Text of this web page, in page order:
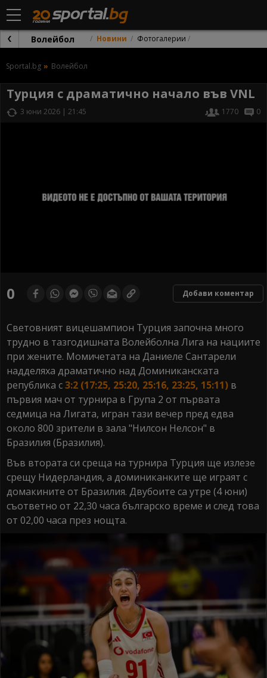
Волейбол Новини Фотогалерии
Sportal.bg Волейбол
Турция с драматично начало във VNL
3 юни 2026 | 21:45 1770 0
of0 Добави коментар
Световният вицешампион Турция започна много
трудно в тазгодишната Волейболна Лига на нациите
при жените. Момичетата на Даниеле Сантарели
надделяха драматично над Доминиканската
република с3:2 (17:25, 25:20, 25:16, 23:25, 15:11) в
първия мач от турнира в Група 2 от първата
седмица на Лигата, игран тази вечер пред едва
около 800 зрители в зала "Нилсон Нелсон" в
Бразилия (Бразилия).
Във втората си среща на турнира Турция ще излезе
срещу Нидерландия, а доминиканките ще играят с
домакините от Бразилия. Двубоите са утре (4 юни)
съответно от 22,30 часа българско време и след това
от 02,00 часа през нощта.